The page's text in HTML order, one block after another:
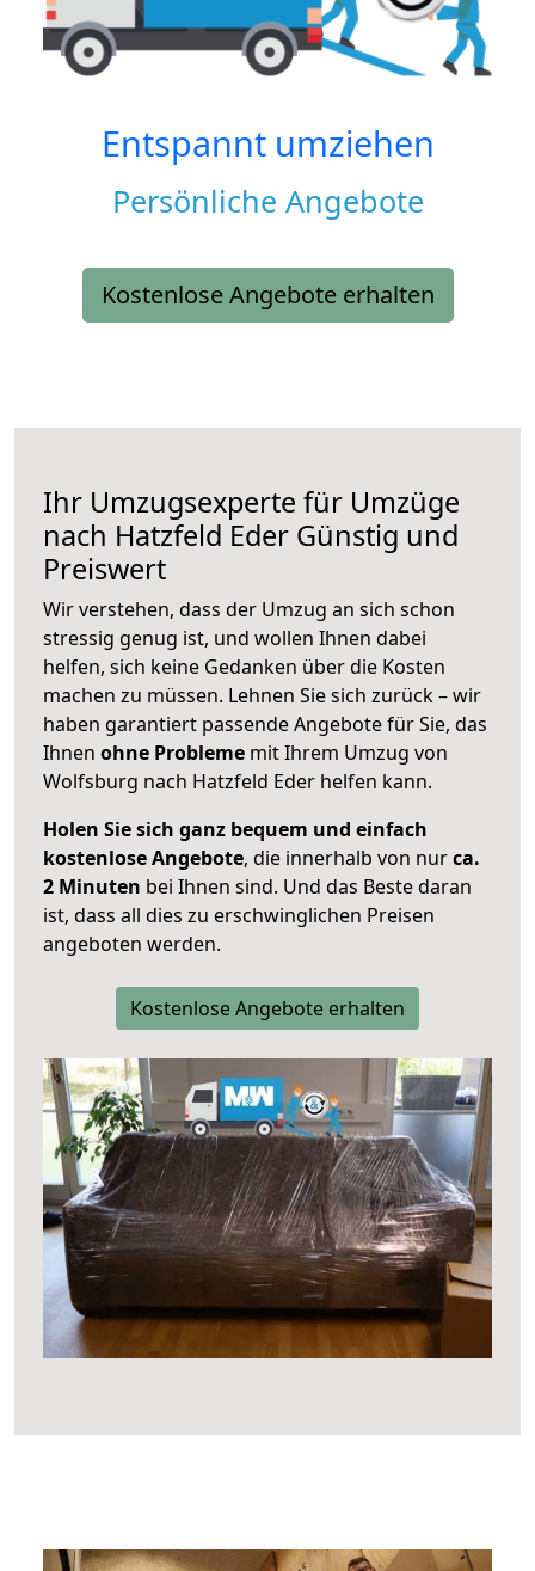
Entspannt umziehen
Persönliche Angebote
Kostenlose Angebote erhalten
Ihr Umzugsexperte für Umzüge
nach Hatzfeld Eder Günstig und
Preiswert
Wir verstehen, dass der Umzug an sich schon
stressig genug ist, und wollen Ihnen dabei
helfen, sich keine Gedanken über die Kosten
machen zu müssen. Lehnen Sie sich zurück – wir
haben garantiert passende Angebote für Sie, das
Ihnen ohne Probleme mit Ihrem Umzug von
Wolfsburg nach Hatzfeld Eder helfen kann.
Holen Sie sich ganz bequem und einfach
kostenlose Angebote, die innerhalb von nurca.
2 Minuten bei Ihnen sind. Und das Beste daran
ist, dass all dies zu erschwinglichen Preisen
angeboten werden.
Kostenlose Angebote erhalten